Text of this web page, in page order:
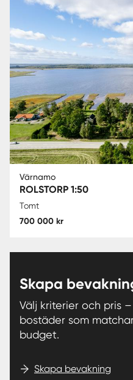
Värnamo
ROLSTORP 1:50
Tomt
700 000 kr
Skapa
Välj kriterier och pris
bostäder som
budget.
Skapa bevakning